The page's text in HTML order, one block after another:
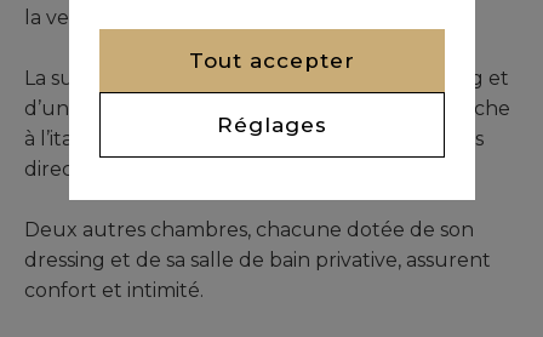
la verdure environnante.
La suite parentale dispose d’un couloir dressing et
d’une salle de bain équipée d’une grande douche
à l’italienne et d’une double vasque, avec accès
direct au balcon.
Deux autres chambres, chacune dotée de son
dressing et de sa salle de bain privative, assurent
confort et intimité.
Tout accepter
Réglages